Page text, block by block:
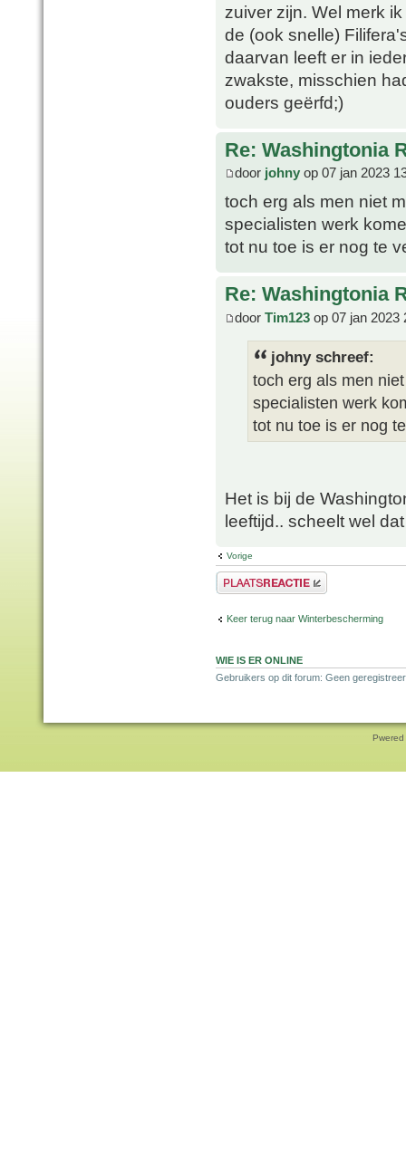
zuiver zijn. Wel merk
de (ook snelle)
daarvan leeft er in
zwakste, misschien
ouders geërfd;)
Re: Washingtonia
door johny op 07 jan 2023
toch erg als men niet
specialisten werk
tot nu toe is er nog te
Re: Washingtonia
door Tim123 op 07 jan 2023
johny schreef:
toch erg als men
specialisten werk
tot nu toe is er nog
Het is bij de
leeftijd.. scheelt wel
Vorige
Plaats een reactie
Keer terug naar Winterbescherming
WIE IS ER ONLINE
Gebruikers op dit forum: Geen